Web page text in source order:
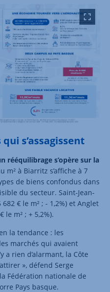
s’assagissent
rééquilibrage s’opère sur la
m² à Biarritz s’affiche à 7
de biens confondus dans
du secteur. Saint-Jean-
€ le m² ; - 1,2%) et Anglet
le m² ; + 5,2%).
la tendance : les
marchés qui avaient
a rien d’alarmant, la Côte
», défend Serge
Fédération nationale de
Pays basque.